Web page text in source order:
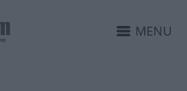
MENU